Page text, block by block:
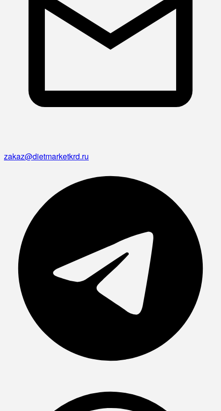
zakaz@dietmarketkrd.ru